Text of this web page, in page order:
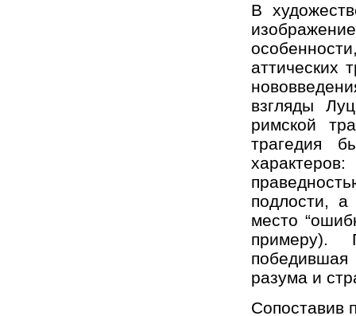
В
аттических
взгляды
римской
трагедия
подлости,
место
примеру).
разума и
Сопоставив